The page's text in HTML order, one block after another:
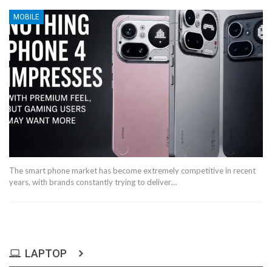
MOBILE
The smart phone market has become extremely competitive in recent
years, with brands constantly trying to deliver…
LAPTOP